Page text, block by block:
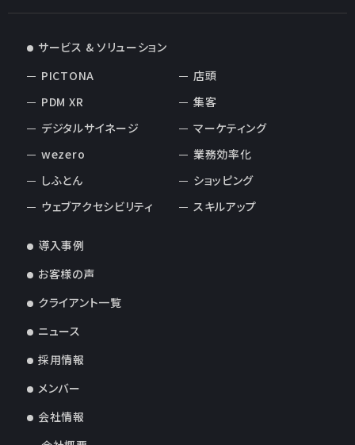
サービス & ソリューション
PICTONA
PDM XR
デジタルサイネージ
wezero
しふとん
ウェブアクセシビリティ
店頭
集客
マーケティング
業務効率化
ショッピング
スキルアップ
導入事例
お客様の声
クライアント一覧
ニュース
採用情報
メンバー
会社情報